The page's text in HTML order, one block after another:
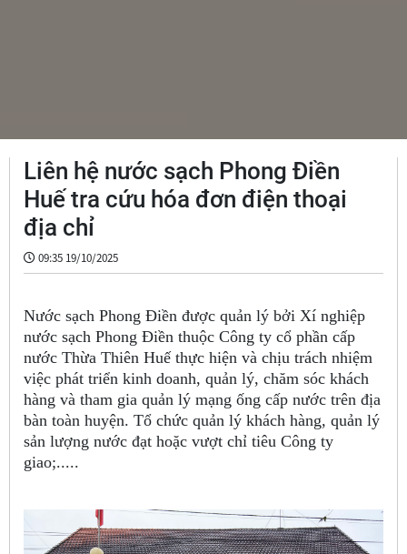
Liên hệ nước sạch Phong Điền
Huế tra cứu hóa đơn điện thoại
địa chỉ
09:35 19/10/2025
Nước sạch Phong Điền được quản lý bởi Xí nghiệp
nước sạch Phong Điền thuộc Công ty cổ phần cấp
nước Thừa Thiên Huế thực hiện và chịu trách nhiệm
việc phát triển kinh doanh, quản lý, chăm sóc khách
hàng và tham gia quản lý mạng ống cấp nước trên địa
bàn toàn huyện. Tổ chức quản lý khách hàng, quản lý
sản lượng nước đạt hoặc vượt chỉ tiêu Công ty
giao;.....